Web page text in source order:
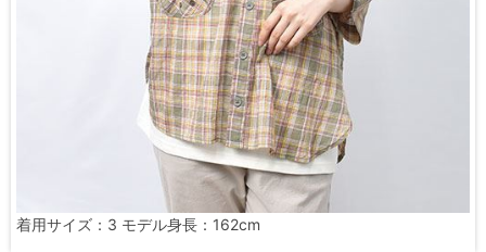
着用サイズ：3 モデル身長：162cm